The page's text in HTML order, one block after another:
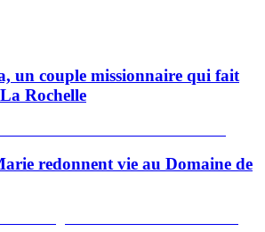
un couple missionnaire qui fait
Rochelle
redonnent vie au Domaine de